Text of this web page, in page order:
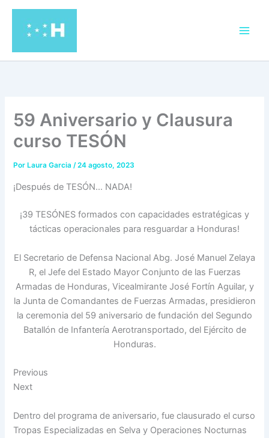
contenido
59 Aniversario y Clausura
curso TESÓN
Por Laura Garcia/24 agosto, 2023
¡Después de TESÓN… NADA!
¡39 TESÓNES formados con capacidades estratégicas y
tácticas operacionales para resguardar a Honduras!
El Secretario de Defensa Nacional Abg. José Manuel Zelaya
R, el Jefe del Estado Mayor Conjunto de las Fuerzas
Armadas de Honduras, Vicealmirante José Fortín Aguilar, y
la Junta de Comandantes de Fuerzas Armadas, presidieron
la ceremonia del 59 aniversario de fundación del Segundo
Batallón de Infantería Aerotransportado, del Ejército de
Honduras.
Previous
Next
Dentro del programa de aniversario, fue clausurado el curso
Tropas Especializadas en Selva y Operaciones Nocturnas